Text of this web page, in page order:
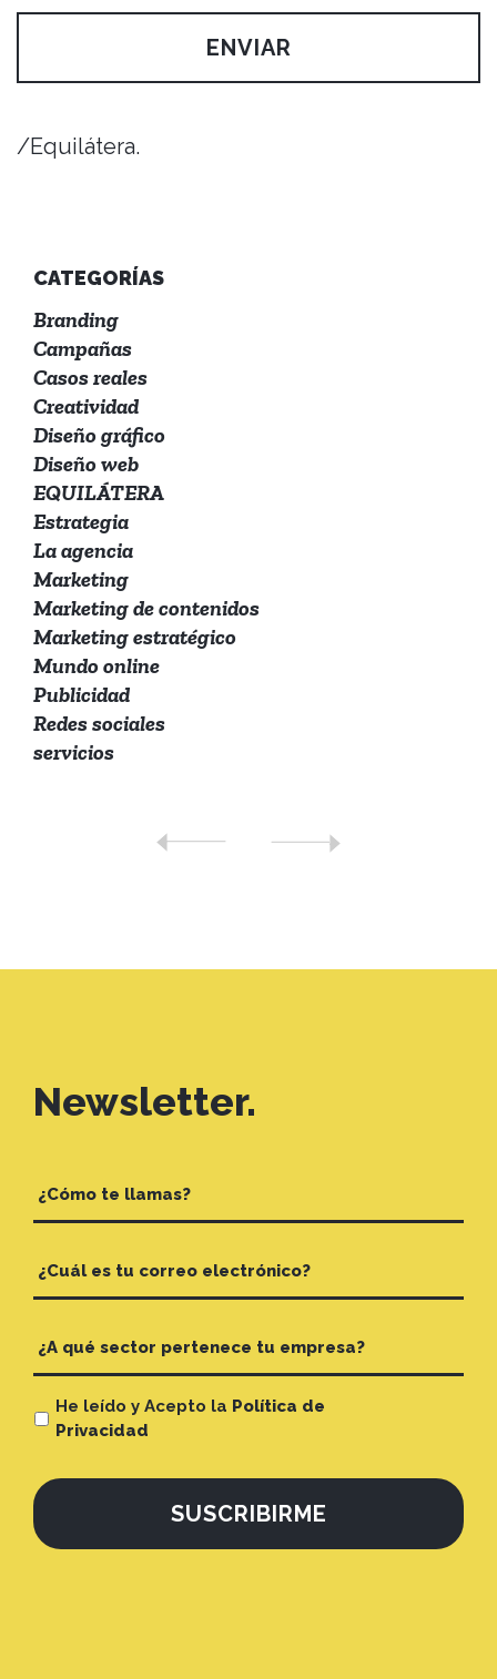
/Equilátera.
CATEGORÍAS
Branding
Campañas
Casos reales
Creatividad
Diseño gráfico
Diseño web
EQUILÁTERA
Estrategia
La agencia
Marketing
Marketing de contenidos
Marketing estratégico
Mundo online
Publicidad
Redes sociales
servicios
Newsletter.
He leído y Acepto la Política de
Privacidad